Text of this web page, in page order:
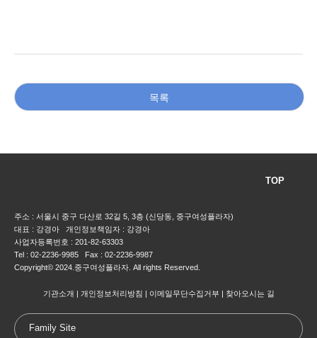
목록
주소 : 서울시 중구 다산로 32길 5, 3층 (신당동, 중구여성플라자)
대표 : 강경아 개인정보책임자 : 강경아
사업자등록번호 : 201-82-63303
Tel : 02-2236-9985 Fax : 02-2236-9987
Copyright© 2024.중구여성플라자. All rights Reserved.
기관소개 개인정보처리방침 이메일무단수집거부 찾아오시는 길
TOP
Family Site
대한어머니회